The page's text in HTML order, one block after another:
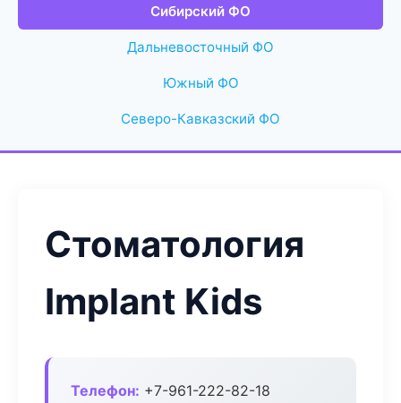
Сибирский ФО
Дальневосточный ФО
Южный ФО
Северо-Кавказский ФО
Стоматология
Implant Kids
Телефон: +7-961-222-82-18